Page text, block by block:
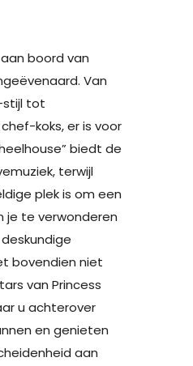
boord van
Van
stijl tot
koks, er is voor
biedt de
terwijl
plek is om een
je te verwonderen
bovendien niet
van Princess
u achterover
en genieten
aan